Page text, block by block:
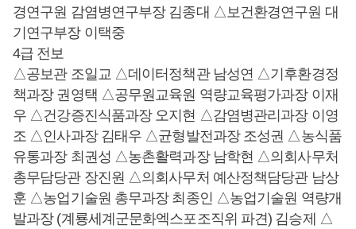
경연구원 감염병연구부장 김종대 △보건환경연구원 대
기연구부장 이택중
4급 전보
△공보관 조일교 △데이터정책관 남성연 △기후환경정
책과장 권영택 △공무원교육원 역량교육평가과장 이재
우 △건강증진식품과장 오지현 △감염병관리과장 이영
조 △인사과장 김태우 △균형발전과장 조성권 △농식품
유통과장 최권성 △농촌활력과장 남학현 △의회사무처
총무담당관 장진원 △의회사무처 예산정책담당관 남상
훈 △농업기술원 총무과장 최종인 △농업기술원 역량개
발과장 (계룡세계군문화엑스포조직위 파견) 김승제 △